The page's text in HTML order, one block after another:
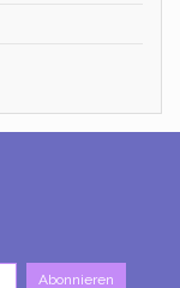
Abonnieren